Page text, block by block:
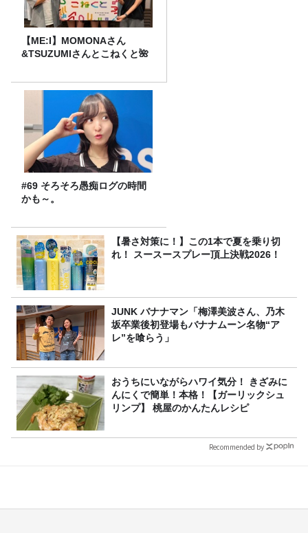
【ME:I】MOMONAさん
&TSUZUMIさんとこねくと🌺
#69 そろそろ愚痴ログの時間
かも～。
【暑さ対策に！】この1本で夏を乗り切
れ！ スースースプレー頂上決戦2026！
JUNK バナナマン「梅澤美波さん、乃木
坂卒業後初登場もバナナムーン名物“ア
レ”を喰らう」
おうちにいながらハワイ気分！ きざみに
んにくで簡単！本格！【ガーリックシュ
リンプ】 桃屋のかんたんレシピ
Recommended by